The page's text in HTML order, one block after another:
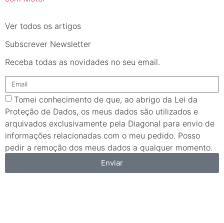
Ver todos os artigos
Subscrever Newsletter
Receba todas as novidades no seu email.
Tomei conhecimento de que, ao abrigo da Lei da
Proteção de Dados, os meus dados são utilizados e
arquivados exclusivamente pela Diagonal para envio de
informações relacionadas com o meu pedido. Posso
pedir a remoção dos meus dados a qualquer momento.
Enviar